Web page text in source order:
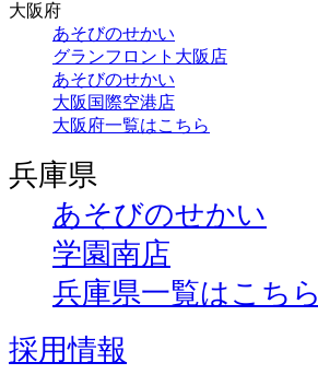
大阪府
あそびのせかい
グランフロント大阪店
あそびのせかい
大阪国際空港店
大阪府一覧はこちら
兵庫県
あそびのせかい
学園南店
兵庫県一覧はこちら
採用情報